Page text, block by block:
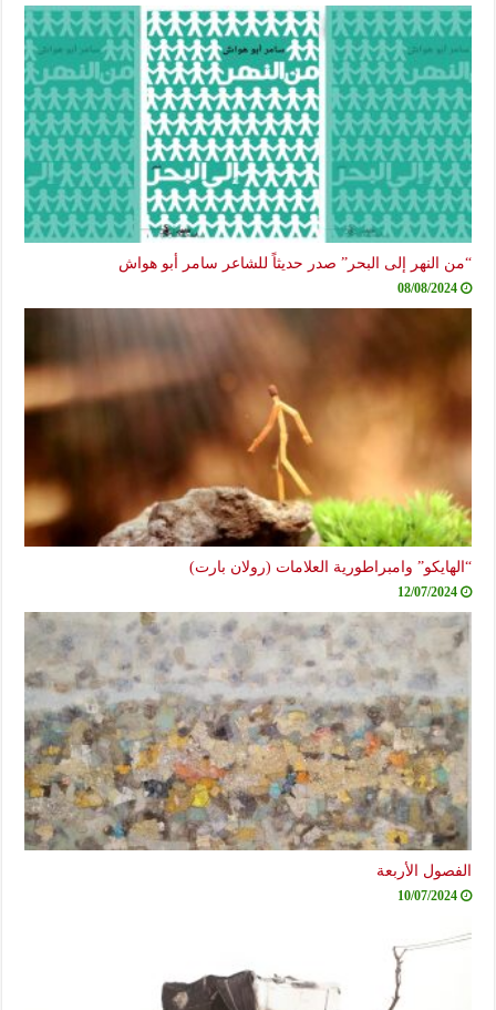
“من النهر إلى البحر” صدر حديثاً للشاعر سامر أبو هواش
08/08/2024
“الهايكو” وامبراطورية العلامات (رولان بارت)
12/07/2024
الفصول الأربعة
10/07/2024